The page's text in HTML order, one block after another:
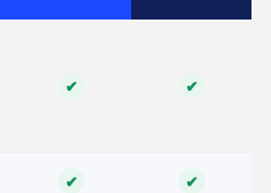
✔ ✔
✔ ✔